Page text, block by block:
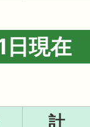
現在
計